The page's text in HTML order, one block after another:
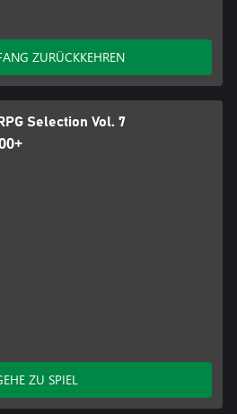
ZURÜCKKEHREN
Selection Vol. 7
ZU SPIEL